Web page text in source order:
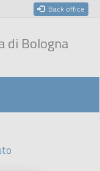
Back office
di Bologna